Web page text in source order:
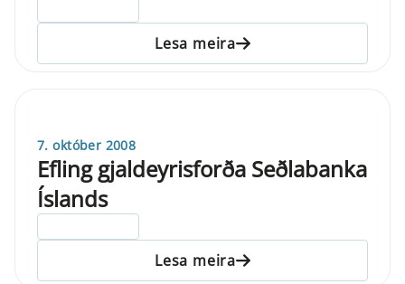
Lesa meira
7. október 2008
Efling gjaldeyrisforða Seðlabanka
Íslands
Lesa meira